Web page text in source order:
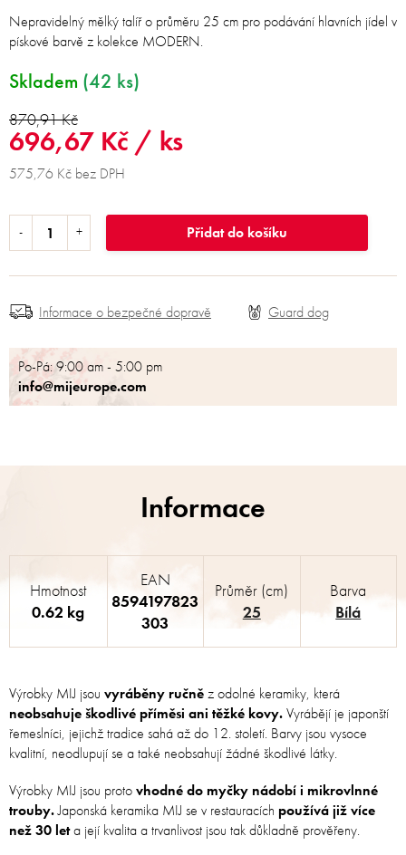
870,91 Kč
696,67 Kč / ks
575,76 Kč bez DPH
Skladem (42 ks)
Přidat do košíku
Nepravidelný mělký talíř o průměru 25 cm pro podávání hlavních jídel v
pískové barvě z kolekce MODERN.
Po-Pá: 9:00 am - 5:00 pm
info@mijeurope.com
Informace o bezpečné dopravě
Výrobky MIJ jsou vyráběny ručněz odolné keramiky, která
neobsahuje škodlivé příměsi ani těžké kovy.Vyrábějí je japonští
řemeslníci, jejichž tradice sahá až do 12. století. Barvy jsou vysoce
kvalitní, neodlupují se a také neobsahují žádné škodlivé látky.
Výrobky MIJ jsou protovhodné do myčky nádobí i mikrovlnné
trouby.Japonská keramika MIJ se v restauracích používá již více
než 30 leta její kvalita a trvanlivost jsou tak důkladně prověřeny.
Hmotnost
0.62 kg
EAN
8594197823
303
Průměr (cm)
25
Barva
Bílá